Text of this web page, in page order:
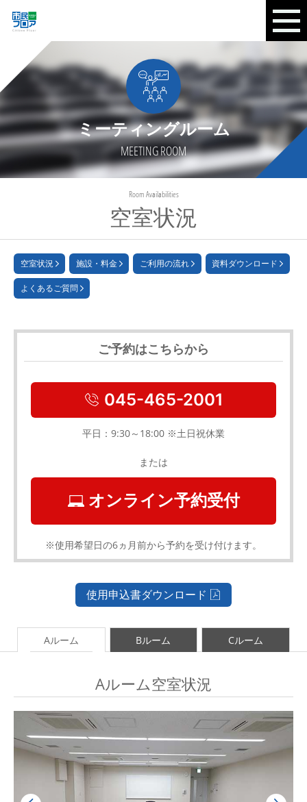
ミーティングルーム
MEETING ROOM
空室状況
Room Availabilities
空室状況 施設・料金 ご利用の流れ 資料ダウンロード
よくあるご質問
ご予約はこちらから
045-465-2001
平日：9:30～18:00 ※土日祝休業
または
オンライン予約受付
※使用希望日の6ヵ月前から予約を受け付けます。
使用申込書ダウンロード
Aルーム Bルーム Cルーム
Aルーム空室状況